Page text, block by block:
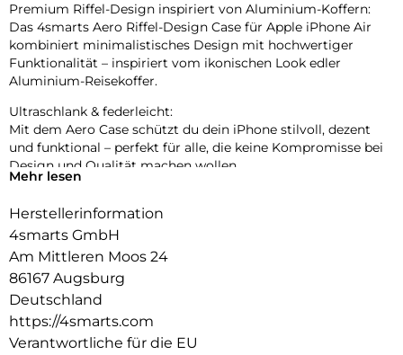
Premium Riffel-Design inspiriert von Aluminium-Koffern:
Das 4smarts Aero Riffel-Design Case für Apple iPhone Air
kombiniert minimalistisches Design mit hochwertiger
Funktionalität – inspiriert vom ikonischen Look edler
Aluminium-Reisekoffer.
Ultraschlank & federleicht:
Mit dem Aero Case schützt du dein iPhone stilvoll, dezent
und funktional – perfekt für alle, die keine Kompromisse bei
Design und Qualität machen wollen.
MagSafe-kompatibel und kabellose Ladefunktion?
Selbstverständlich. Der integrierte Magnetring ermöglicht
nahtloses Andocken von Zubehör und Ladegeräten.
Griffige Anti-Rutsch-Kanten:
Die griffigen Anti-Rutsch-Kanten sorgen für sicheren Halt im
Alltag, ohne das schlanke Format des iPhones zu
beeinträchtigen.
Mehr lesen
Herstellerinformation
4smarts GmbH
Am Mittleren Moos 24
86167 Augsburg
Deutschland
https://4smarts.com
Verantwortliche für die EU